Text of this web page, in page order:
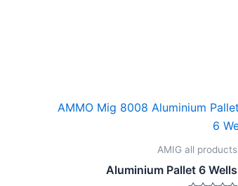
AMIG all products
Aluminium Pallet 6 Wells